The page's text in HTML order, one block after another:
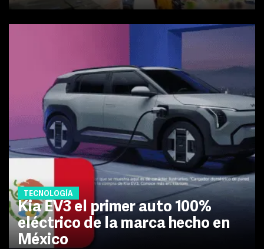
TECNOLOGÍA
Kia EV3 el primer auto 100%
eléctrico de la marca hecho en
México